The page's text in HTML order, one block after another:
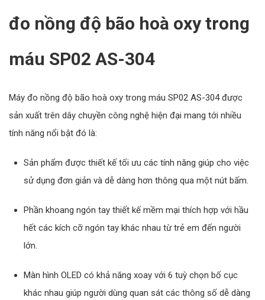
đo nồng độ bão hoà oxy trong
máu SP02 AS-304
Máy đo nồng độ bão hoà oxy trong máu SP02 AS-304 được
sản xuất trên dây chuyền công nghệ hiện đại mang tới nhiều
tính năng nổi bật đó là:
Sản phẩm được thiết kế tối ưu các tính năng giúp cho việc
sử dụng đơn giản và dễ dàng hơn thông qua một nút bấm.
Phần khoang ngón tay thiết kế mềm mại thích hợp với hầu
hết các kích cỡ ngón tay khác nhau từ trẻ em đến người
lớn.
Màn hình OLED có khả năng xoay với 6 tuỳ chọn bố cục
khác nhau giúp người dùng quan sát các thông số dễ dàng